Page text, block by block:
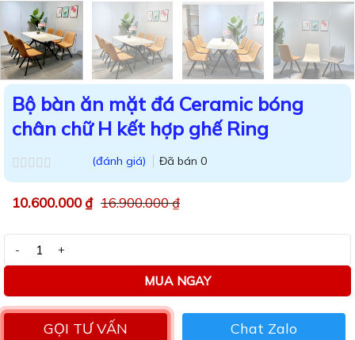
Bộ bàn ăn mặt đá Ceramic bóng
chân chữ H kết hợp ghế Ring
Được
hạng
5
(đánh giá) Đã bán 0
10.600.000₫ 16.900.000₫
Bộ bàn ăn mặt đá Ceramic bóng chân chữ H kết hợp ghế Ring số
MUA NGAY
GỌI TƯ VẤN Chat Zalo